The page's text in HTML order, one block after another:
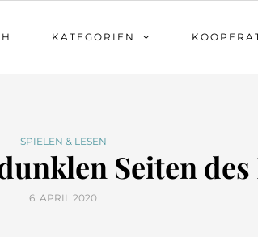
KATEGORIEN
SPIELEN & LESEN
Seiten
6. APRIL 2020